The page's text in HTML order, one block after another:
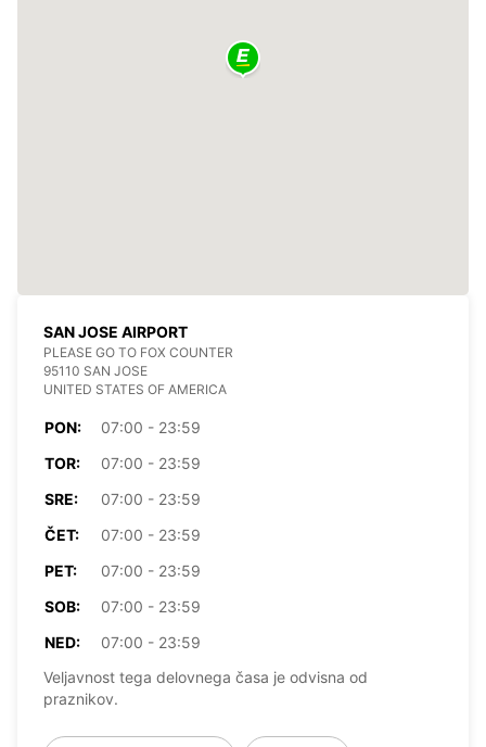
SAN JOSE AIRPORT
PLEASE GO TO FOX COUNTER
95110 SAN JOSE
UNITED STATES OF AMERICA
PON:
07:00 - 23:59
TOR:
07:00 - 23:59
SRE:
07:00 - 23:59
ČET:
07:00 - 23:59
PET:
07:00 - 23:59
SOB:
07:00 - 23:59
NED:
07:00 - 23:59
Veljavnost tega delovnega časa je odvisna od
praznikov.